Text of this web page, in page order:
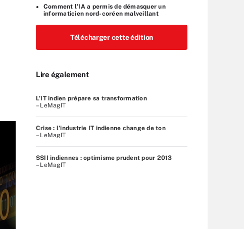
Comment l’IA a permis de démasquer un
informaticien nord-coréen malveillant
Télécharger cette édition
Lire également
L’IT indien prépare sa transformation
– LeMagIT
Crise : l’industrie IT indienne change de ton
– LeMagIT
SSII indiennes : optimisme prudent pour 2013
– LeMagIT